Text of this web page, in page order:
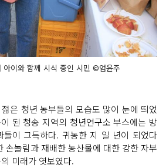
아이와 함께 시식 중인 시민 ©엄윤주
은 청년 농부들의 모습도 많이 눈에 띄었
된 청송 지역의 청년연구소 부스에는 방
들이 그득하다. 귀농한 지 일 년이 되었다
손놀림과 재배한 농산물에 대한 강한 자부
미래가 엿보였다.